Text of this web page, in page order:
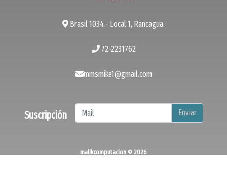
Brasil 1034 - Local 1, Rancagua.
72-2231762
mmsmike1@gmail.com
Suscripción Enviar
malikcomputacion © 2026